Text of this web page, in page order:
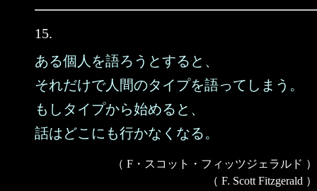
15.
ある個人を語ろうとすると、
それだけで人間のタイプを語ってしまう。
もしタイプから始めると、
話はどこにも行かなくなる。
（ F・スコット・フィッツジェラルド ）
（ F. Scott Fitzgerald ）